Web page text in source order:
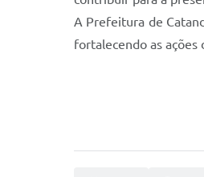
A Prefeitura de
fortalecendo as ações